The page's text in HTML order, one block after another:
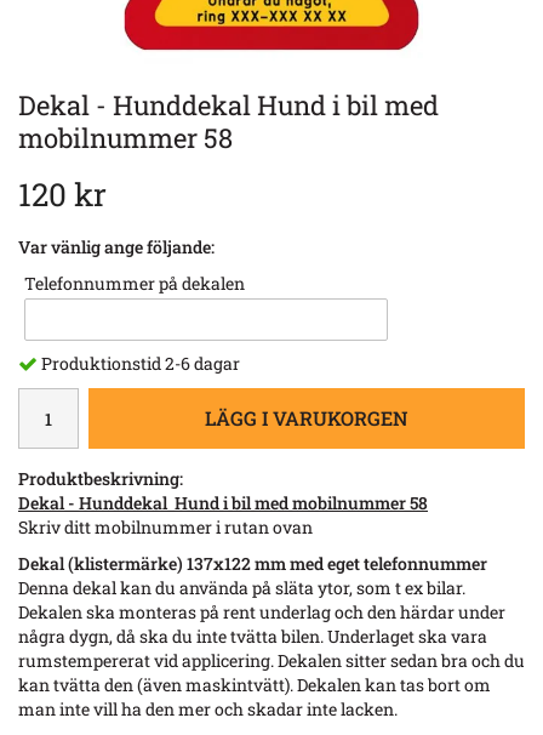
Dekal - Hunddekal Hund i bil med
mobilnummer 58
120 kr
Var vänlig ange följande:
Telefonnummer på dekalen
Produktionstid 2-6 dagar
LÄGG I VARUKORGEN
Produktbeskrivning:
Dekal - Hunddekal Hund i bil med mobilnummer 58
Skriv ditt mobilnummer i rutan ovan
Dekal (klistermärke) 137x122 mm med eget telefonnummer
Denna dekal kan du använda på släta ytor, som t ex bilar.
Dekalen ska monteras på rent underlag och den härdar under
några dygn, då ska du inte tvätta bilen. Underlaget ska vara
rumstempererat vid applicering. Dekalen sitter sedan bra och du
kan tvätta den (även maskintvätt). Dekalen kan tas bort om
man inte vill ha den mer och skadar inte lacken.